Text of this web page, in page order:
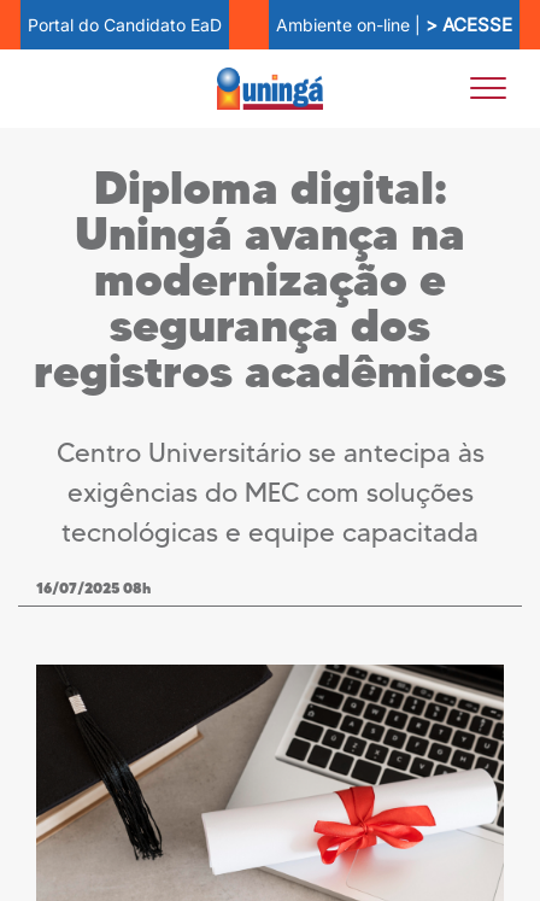
Portal do Candidato EaD Ambiente on-line | > ACESSE
Diploma digital:
Uningá avança na
modernização e
segurança dos
registros acadêmicos
Centro Universitário se antecipa às
exigências do MEC com soluções
tecnológicas e equipe capacitada
16/07/2025 08h